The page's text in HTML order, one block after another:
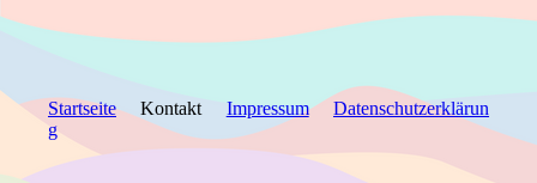
Startseite Kontakt Impressum
Datenschutzerklärun
g